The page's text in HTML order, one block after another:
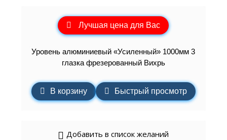
Лучшая цена для Вас
Уровень алюминиевый «Усиленный» 1000мм 3
глазка фрезерованный Вихрь
В корзину Быстрый просмотр
Добавить в список желаний